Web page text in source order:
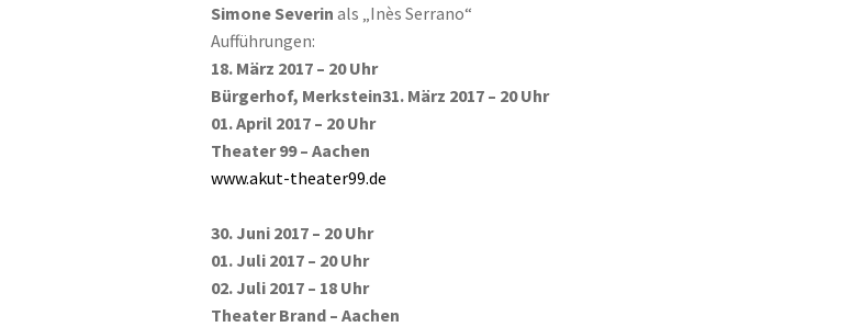
Simone Severin als „Inès Serrano“
Aufführungen:
18. März 2017 – 20 Uhr
Bürgerhof, Merkstein31. März 2017 – 20 Uhr
01. April 2017 – 20 Uhr
Theater 99 – Aachen
www.akut-theater99.de
30. Juni 2017 – 20 Uhr
01. Juli 2017 – 20 Uhr
02. Juli 2017 – 18 Uhr
Theater Brand – Aachen